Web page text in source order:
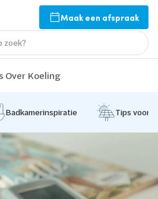
Maak een afspraak
zoek?
Over Koeling
Badkamerinspiratie Tips voor